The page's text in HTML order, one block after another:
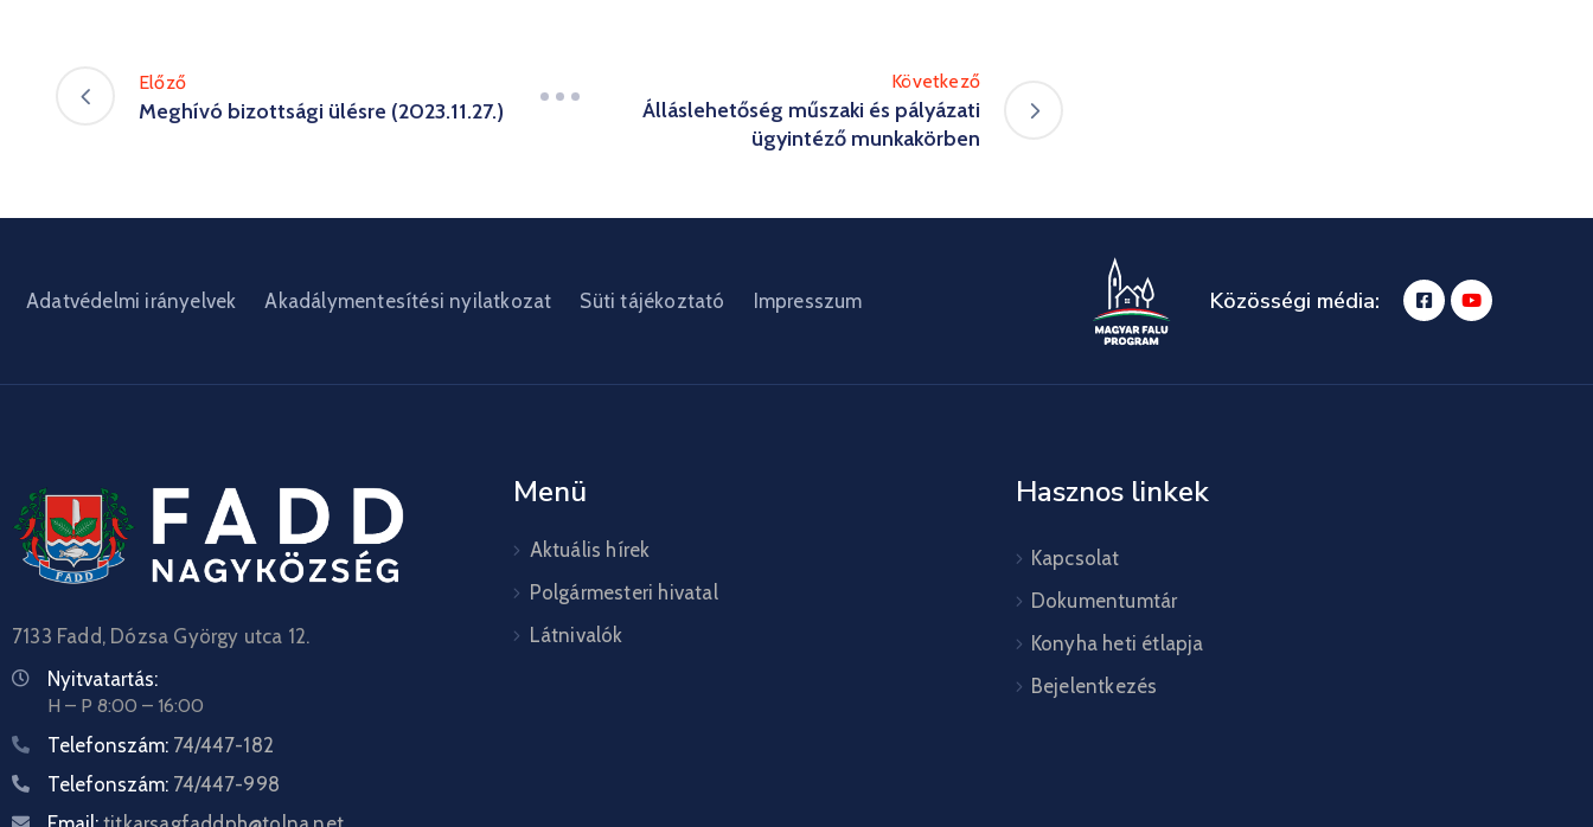
Előző
Meghívó bizottsági ülésre (2023.11.27.)
Következő
Álláslehetőség műszaki és pályázati
ügyintéző munkakörben
Adatvédelmi irányelvek Akadálymentesítési nyilatkozat Süti tájékoztató Impresszum Közösségi média:
7133 Fadd, Dózsa György utca 12.
Nyitvatartás:
H – P 8:00 – 16:00
Telefonszám: 74/447-182
Telefonszám: 74/447-998
Menü
Aktuális hírek
Polgármesteri hivatal
Látnivalók
Hasznos linkek
Kapcsolat
Dokumentumtár
Konyha heti étlapja
Bejelentkezés